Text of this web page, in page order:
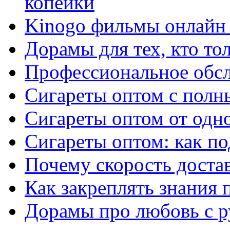
Kinogo фильмы онлайн
Дорамы для тех, кто
Профессиональное
Сигареты оптом с
Сигареты оптом от
Сигареты оптом: как
Почему скорость
Как закреплять знания
Дорамы про любовь с